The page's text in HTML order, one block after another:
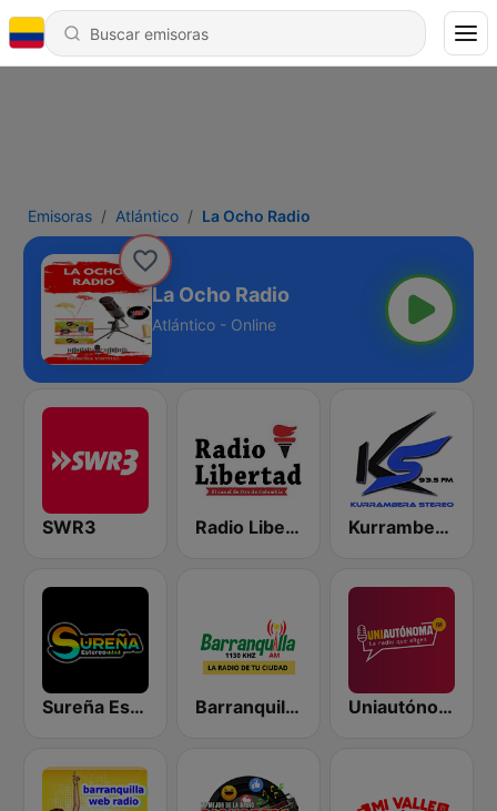
Emisoras Atlántico La Ocho Radio
La Ocho Radio
Atlántico - Online
SWR3 Radio Libertad 600 AM Kurrambera Stereo
Sureña Estereo Barranquilla AM Uniautónoma FM